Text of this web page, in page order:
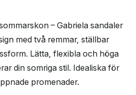
kr
– Gabriela sandaler
med två remmar, ställbar
Lätta, flexibla och höga
din somriga stil. Idealiska för
promenader.